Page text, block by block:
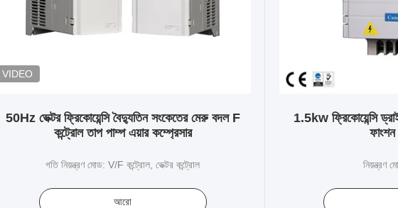
VIDEO
50Hz ভেক্টর ফ্রিকোয়েন্সি বৈদ্যুতিন সংকেতের মেরু বদল F
কন্ট্রোল তাপ পাম্প এয়ার কম্প্রেসার
গতি নিয়ন্ত্রণ মোড: V/F কন্ট্রোল, ভেক্টর কন্ট্রোল
আরো
1.5kw ফ্রিকোয়েন্সি
নিয়ন্ত্রণ